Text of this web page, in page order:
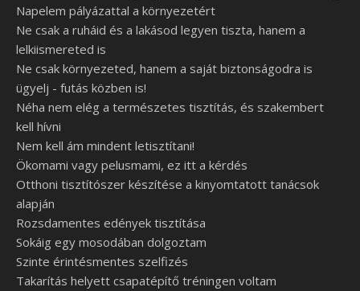
Napelem pályázattal a környezetért
Ne csak a ruháid és a lakásod legyen tiszta, hanem a
lelkiismereted is
Ne csak környezeted, hanem a saját biztonságodra is
ügyelj - futás közben is!
Néha nem elég a természetes tisztítás, és szakembert
kell hívni
Nem kell ám mindent letisztítani!
Ökomami vagy pelusmami, ez itt a kérdés
Otthoni tisztítószer készítése a kinyomtatott tanácsok
alapján
Rozsdamentes edények tisztítása
Sokáig egy mosodában dolgoztam
Szinte érintésmentes szelfizés
Takarítás helyett csapatépítő tréningen voltam